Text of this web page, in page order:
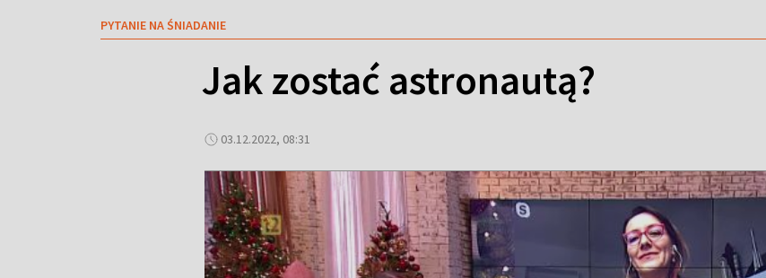
PYTANIE NA ŚNIADANIE
Jak zostać astronautą?
03.12.2022, 08:31